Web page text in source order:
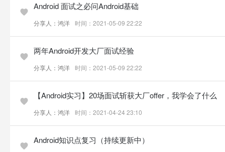
Android 面试之必问Android基础
分享人：鸿洋 时间：2021-05-09 22:22
两年Android开发大厂面试经验
分享人：鸿洋 时间：2021-05-09 22:22
【Android实习】20场面试斩获大厂offer，我学会了什么
分享人：鸿洋 时间：2021-04-24 23:10
Android知识点复习（持续更新中）